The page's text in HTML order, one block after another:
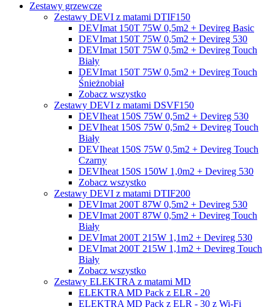
Zestawy grzewcze
Zestawy DEVI z matami DTIF150
DEVImat 150T 75W 0,5m2 + Devireg Basic
DEVImat 150T 75W 0,5m2 + Devireg 530
DEVImat 150T 75W 0,5m2 + Devireg Touch
Biały
DEVImat 150T 75W 0,5m2 + Devireg Touch
Śnieżnobiał
Zobacz wszystko
Zestawy DEVI z matami DSVF150
DEVIheat 150S 75W 0,5m2 + Devireg 530
DEVIheat 150S 75W 0,5m2 + Devireg Touch
Biały
DEVIheat 150S 75W 0,5m2 + Devireg Touch
Czarny
DEVIheat 150S 150W 1,0m2 + Devireg 530
Zobacz wszystko
Zestawy DEVI z matami DTIF200
DEVImat 200T 87W 0,5m2 + Devireg 530
DEVImat 200T 87W 0,5m2 + Devireg Touch
Biały
DEVImat 200T 215W 1,1m2 + Devireg 530
DEVImat 200T 215W 1,1m2 + Devireg Touch
Biały
Zobacz wszystko
Zestawy ELEKTRA z matami MD
ELEKTRA MD Pack z ELR - 20
ELEKTRA MD Pack z ELR - 30 z Wi-Fi